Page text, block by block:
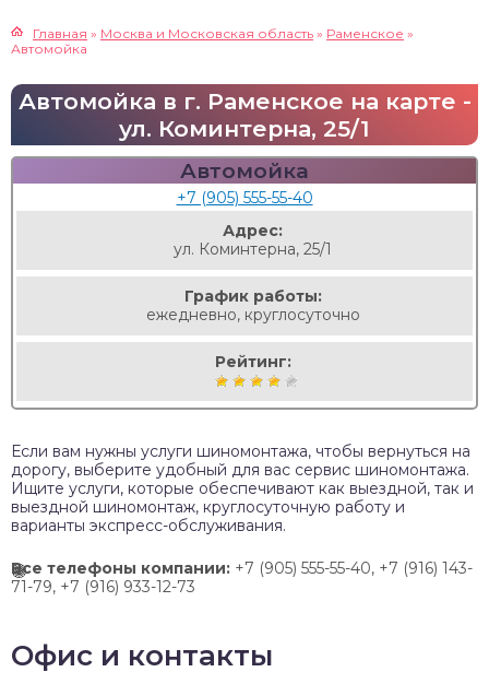
Главная » Москва и Московская область » Раменское »
Автомойка
Автомойка в г. Раменское на карте -
ул. Коминтерна, 25/1
Автомойка
+7 (905) 555-55-40
Адрес:
ул. Коминтерна, 25/1
График работы:
ежедневно, круглосуточно
Рейтинг:
Если вам нужны услуги шиномонтажа, чтобы вернуться на
дорогу, выберите удобный для вас сервис шиномонтажа.
Ищите услуги, которые обеспечивают как выездной, так и
выездной шиномонтаж, круглосуточную работу и
варианты экспресс-обслуживания.
Все телефоны компании: +7 (905) 555-55-40, +7 (916) 143-
71-79, +7 (916) 933-12-73
Офис и контакты